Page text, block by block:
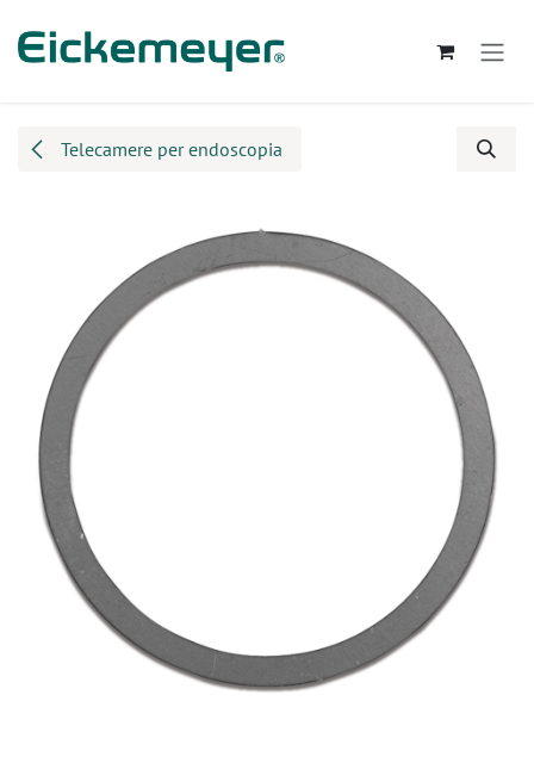
Telecamere per endoscopia